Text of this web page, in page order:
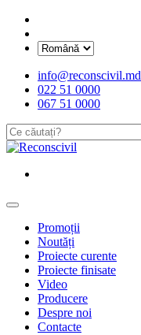
info@reconscivil.md
022 51 0000
067 51 0000
Promoții
Noutăți
Proiecte curente
Proiecte finisate
Video
Producere
Despre noi
Contacte